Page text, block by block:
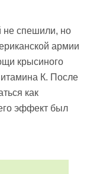
не спешили, но
армии
крысиного
К. После
как
эффект был